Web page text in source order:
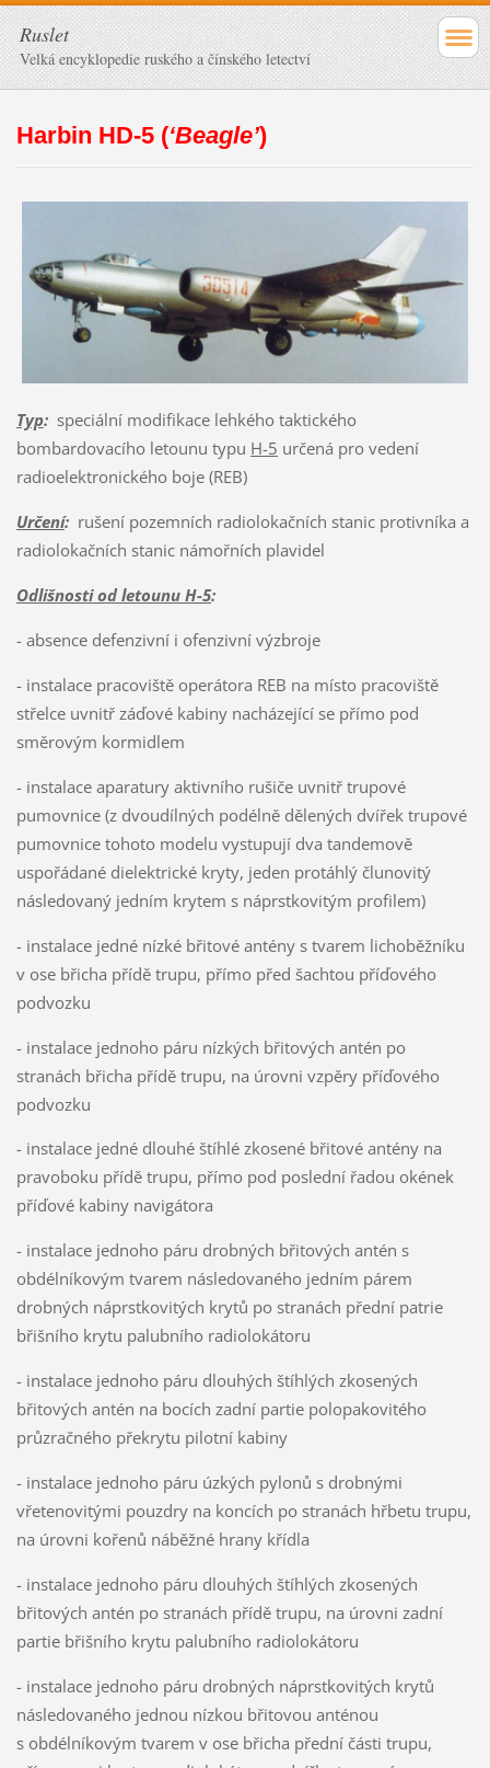
Ruslet
Velká encyklopedie ruského a čínského letectví
Harbin HD-5 (‘Beagle’)
Typ:speciální modifikace lehkého taktického
bombardovacího letounu typu H-5 určená pro vedení
radioelektronického boje (REB)
Určení:rušení pozemních radiolokačních stanic protivníka a
radiolokačních stanic námořních plavidel
Odlišnosti od letounu H-5:
- absence defenzivní i ofenzivní výzbroje
- instalace pracoviště operátora REB na místo pracoviště
střelce uvnitř záďové kabiny nacházející se přímo pod
směrovým kormidlem
- instalace aparatury aktivního rušiče uvnitř trupové
pumovnice (z dvoudílných podélně dělených dvířek trupové
pumovnice tohoto modelu vystupují dva tandemově
uspořádané dielektrické kryty, jeden protáhlý člunovitý
následovaný jedním krytem s náprstkovitým profilem)
- instalace jedné nízké břitové antény s tvarem lichoběžníku
v ose břicha přídě trupu, přímo před šachtou příďového
podvozku
- instalace jednoho páru nízkých břitových antén po
stranách břicha přídě trupu, na úrovni vzpěry příďového
podvozku
- instalace jedné dlouhé štíhlé zkosené břitové antény na
pravoboku přídě trupu, přímo pod poslední řadou okének
příďové kabiny navigátora
- instalace jednoho páru drobných břitových antén s
obdélníkovým tvarem následovaného jedním párem
drobných náprstkovitých krytů po stranách přední patrie
břišního krytu palubního radiolokátoru
- instalace jednoho páru dlouhých štíhlých zkosených
břitových antén na bocích zadní partie polopakovitého
průzračného překrytu pilotní kabiny
- instalace jednoho páru úzkých pylonů s drobnými
vřetenovitými pouzdry na koncích po stranách hřbetu trupu,
na úrovni kořenů náběžné hrany křídla
- instalace jednoho páru dlouhých štíhlých zkosených
břitových antén po stranách přídě trupu, na úrovni zadní
partie břišního krytu palubního radiolokátoru
- instalace jednoho páru drobných náprstkovitých krytů
následovaného jednou nízkou břitovou anténou
s obdélníkovým tvarem v ose břicha přední části trupu,